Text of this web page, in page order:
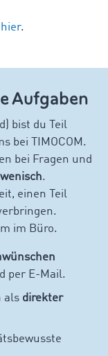
hier.
Aufgaben
bist du Teil
bei TIMOCOM.
bei Fragen und
.
einen Teil
im Büro.
per E-Mail.
als direkter